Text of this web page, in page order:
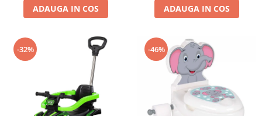
Prosperplast
Purple Cow
Raduka
Schmidt
Sequin Art
ADAUGA IN COS ADAUGA IN COS
-32% -46%